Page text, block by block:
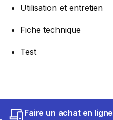
Utilisation et entretien
Fiche technique
Test
Faire un achat en ligne